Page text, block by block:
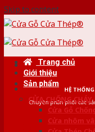
Skip to content
HỆ
Chuyên phân phối các
Trang chủ
Giới thiệu
Sản phẩm
CỬA CHỐNG CHÁY
Cửa Gỗ
Cửa nhôm